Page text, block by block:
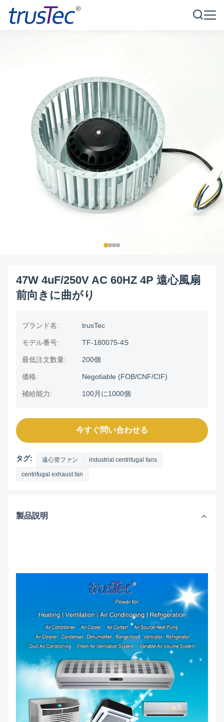
47W 4uF/250V AC 60HZ 4P 遠心風扇
前向きに曲がり
ブランド名: trusTec
モデル番号: TF-180075-4S
最低注文数量: 200個
価格: Negotiable (FOB/CNF/CIF)
補給能力: 100月に1000個
今すぐ問い合わせる
タグ: 遠心管ファン industrial centrifugal fans
centrifugal exhaust fan
製品説明